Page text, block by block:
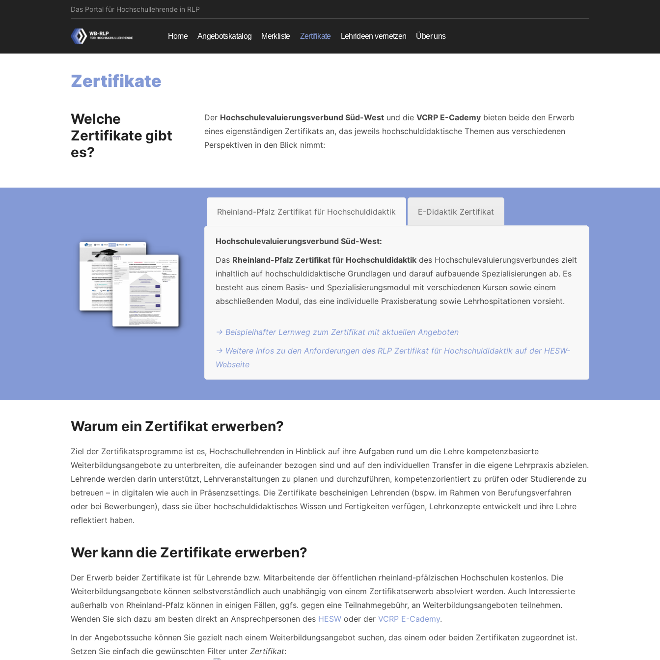
Das Portal für Hochschullehrende in RLP
Home Angebotskatalog Merkliste Zertifikate Lehrideen vernetzen Über uns
Zertifikate
Welche
Zertifikate gibt
es?
Der Hochschulevaluierungsverbund Süd-Westund die VCRP E-Cademybieten beide den Erwerb
eines eigenständigen Zertifikats an, das jeweils hochschuldidaktische Themen aus verschiedenen
Perspektiven in den Blick nimmt:
Rheinland-Pfalz Zertifikat für Hochschuldidaktik E-Didaktik Zertifikat
Hochschulevaluierungsverbund Süd-West:
Das Rheinland-Pfalz Zertifikat für Hochschuldidaktikdes Hochschulevaluierungsverbundes zielt
inhaltlich auf hochschuldidaktische Grundlagen und darauf aufbauende Spezialisierungen ab. Es
besteht aus einem Basis- und Spezialisierungsmodul mit verschiedenen Kursen sowie einem
abschließenden Modul, das eine individuelle Praxisberatung sowie Lehrhospitationen vorsieht.
→ Beispielhafter Lernweg zum Zertifikat mit aktuellen Angeboten
→ Weitere Infos zu den Anforderungen des RLP Zertifikat für Hochschuldidaktik auf der HESW-
Webseite
Warum ein Zertifikat erwerben?
Ziel der Zertifikatsprogramme ist es, Hochschullehrenden in Hinblick auf ihre Aufgaben rund um die Lehre kompetenzbasierte
Weiterbildungsangebote zu unterbreiten, die aufeinander bezogen sind und auf den individuellen Transfer in die eigene Lehrpraxis abzielen.
Lehrende werden darin unterstützt, Lehrveranstaltungen zu planen und durchzuführen, kompetenzorientiert zu prüfen oder Studierende zu
betreuen – in digitalen wie auch in Präsenzsettings. Die Zertifikate bescheinigen Lehrenden (bspw. im Rahmen von Berufungsverfahren
oder bei Bewerbungen), dass sie über hochschuldidaktisches Wissen und Fertigkeiten verfügen, Lehrkonzepte entwickelt und ihre Lehre
reflektiert haben.
Wer kann die Zertifikate erwerben?
Der Erwerb beider Zertifikate ist für Lehrende bzw. Mitarbeitende der öffentlichen rheinland-pfälzischen Hochschulen kostenlos. Die
Weiterbildungsangebote können selbstverständlich auch unabhängig von einem Zertifikatserwerb absolviert werden. Auch Interessierte
außerhalb von Rheinland-Pfalz können in einigen Fällen, ggfs. gegen eine Teilnahmegebühr, an Weiterbildungsangeboten teilnehmen.
Wenden Sie sich dazu am besten direkt an Ansprechpersonen des HESW oder der VCRP E-Cademy.
In der Angebotssuche können Sie gezielt nach einem Weiterbildungsangebot suchen, das einem oder beiden Zertifikaten zugeordnet ist.
Setzen Sie einfach die gewünschten Filter unter Zertifikat: